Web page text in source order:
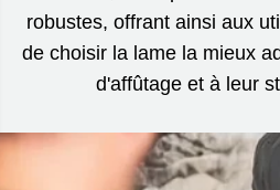
robustes, offrant ainsi aux
de choisir la lame la mieux
d'affûtage et à leur